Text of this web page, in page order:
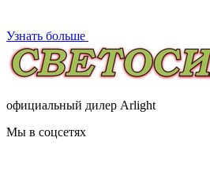
Узнать больше
официальный дилер Arlight
Мы в соцсетях